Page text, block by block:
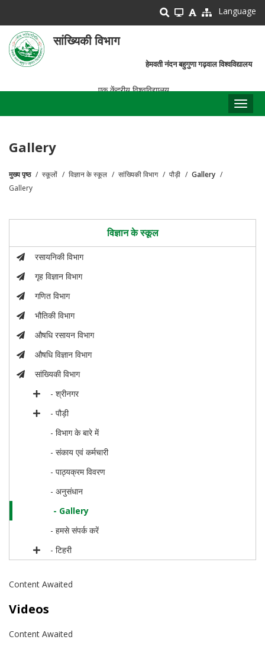
main
content
Language
सांख्यिकी विभाग
हेमवती नंदन बहुगुणा गढ़वाल विश्वविद्यालय
एक केंद्रीय विश्वविद्यालय
Gallery
पग
मुख्य पृष्ठ स्कूलों विज्ञान के स्कूल सांख्यिकी विभाग पौड़ी
Gallery
Gallery
विज्ञान के स्कूल
रसायनिकी विभाग
गृह विज्ञान विभाग
गणित विभाग
भौतिकी विभाग
औषधि रसायन विभाग
औषधि विज्ञान विभाग
सांख्यिकी विभाग
- श्रीनगर
- पौड़ी
- विभाग के बारे में
- संकाय एवं कर्मचारी
- पाठ्यक्रम विवरण
- अनुसंधान
- Gallery
- हमसे संपर्क करें
- टिहरी
Content Awaited
Videos
Content Awaited